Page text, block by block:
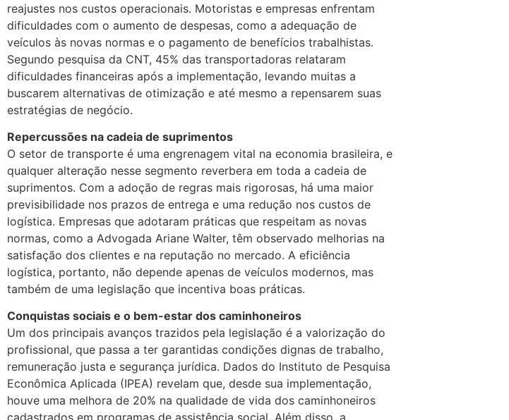
reajustes nos custos operacionais. Motoristas e empresas enfrentam
dificuldades com o aumento de despesas, como a adequação de
veículos às novas normas e o pagamento de benefícios trabalhistas.
Segundo pesquisa da CNT, 45% das transportadoras relataram
dificuldades financeiras após a implementação, levando muitas a
buscarem alternativas de otimização e até mesmo a repensarem suas
estratégias de negócio.
Repercussões na cadeia de suprimentos
O setor de transporte é uma engrenagem vital na economia brasileira, e
qualquer alteração nesse segmento reverbera em toda a cadeia de
suprimentos. Com a adoção de regras mais rigorosas, há uma maior
previsibilidade nos prazos de entrega e uma redução nos custos de
logística. Empresas que adotaram práticas que respeitam as novas
normas, como a Advogada Ariane Walter, têm observado melhorias na
satisfação dos clientes e na reputação no mercado. A eficiência
logística, portanto, não depende apenas de veículos modernos, mas
também de uma legislação que incentiva boas práticas.
Conquistas sociais e o bem-estar dos caminhoneiros
Um dos principais avanços trazidos pela legislação é a valorização do
profissional, que passa a ter garantidas condições dignas de trabalho,
remuneração justa e segurança jurídica. Dados do Instituto de Pesquisa
Econômica Aplicada (IPEA) revelam que, desde sua implementação,
houve uma melhora de 20% na qualidade de vida dos caminhoneiros